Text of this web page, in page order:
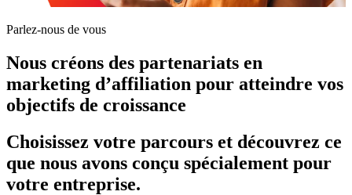
Parlez-nous de vous
Nous créons des partenariats en
marketing d’affiliation pour atteindre vos
objectifs de croissance
Choisissez votre parcours et découvrez ce
que nous avons conçu spécialement pour
votre entreprise.